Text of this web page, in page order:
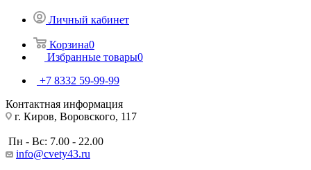
Личный кабинет
Корзина0
Избранные товары0
+7 8332 59-99-99
Контактная информация
г. Киров, Воровского, 117
Пн - Вс: 7.00 - 22.00
info@cvety43.ru